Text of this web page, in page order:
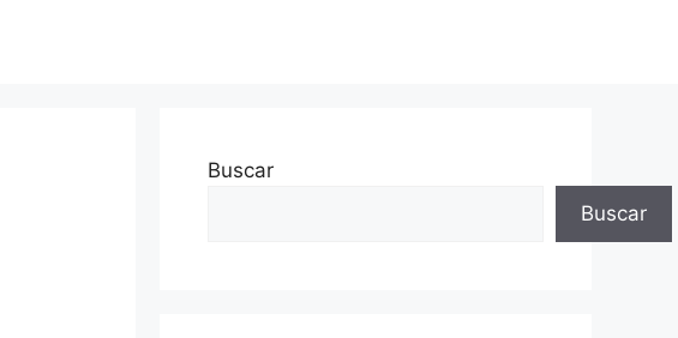
Buscar
Buscar